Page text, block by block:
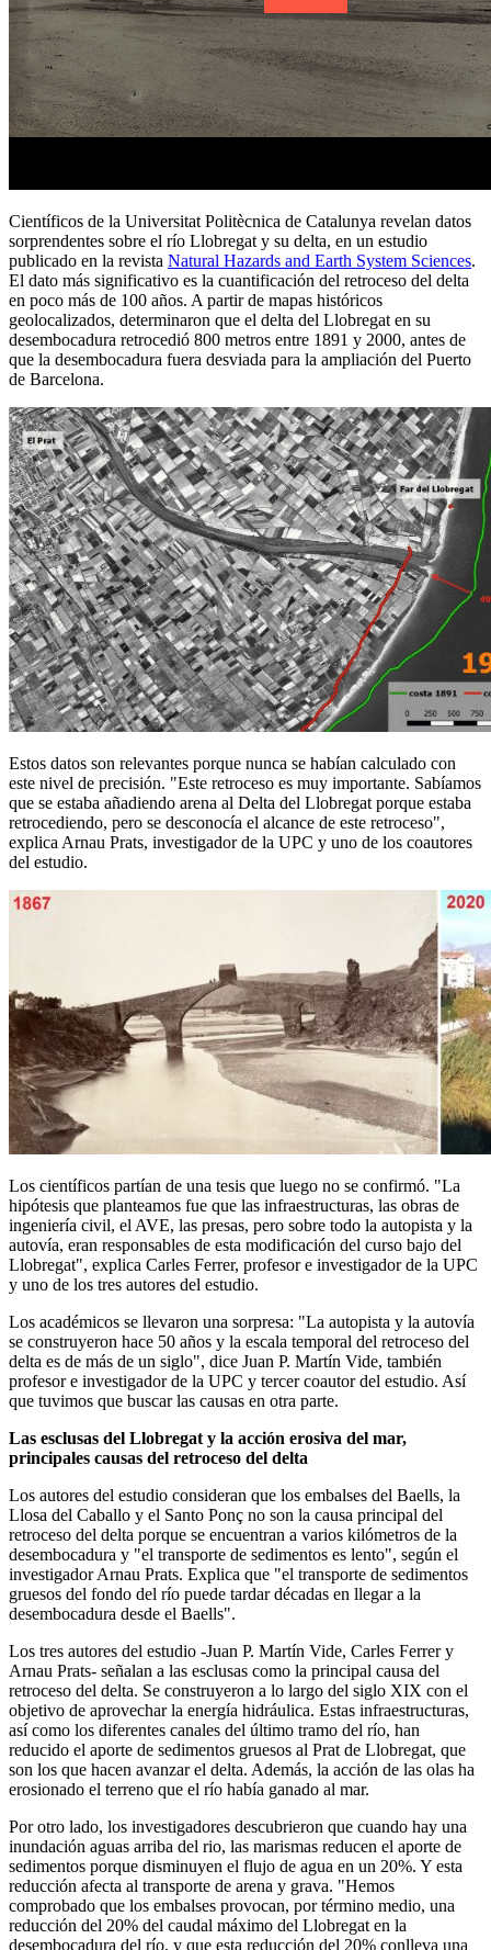
Científicos de la Universitat Politècnica de Catalunya revelan datos
sorprendentes sobre el río Llobregat y su delta, en un estudio
publicado en la revista Natural Hazards and Earth System Sciences.
El dato más significativo es la cuantificación del retroceso del delta
en poco más de 100 años. A partir de mapas históricos
geolocalizados, determinaron que el delta del Llobregat en su
desembocadura retrocedió 800 metros entre 1891 y 2000, antes de
que la desembocadura fuera desviada para la ampliación del Puerto
de Barcelona.
Estos datos son relevantes porque nunca se habían calculado con
este nivel de precisión. "Este retroceso es muy importante. Sabíamos
que se estaba añadiendo arena al Delta del Llobregat porque estaba
retrocediendo, pero se desconocía el alcance de este retroceso",
explica Arnau Prats, investigador de la UPC y uno de los coautores
del estudio.
Los científicos partían de una tesis que luego no se confirmó. "La
hipótesis que planteamos fue que las infraestructuras, las obras de
ingeniería civil, el AVE, las presas, pero sobre todo la autopista y la
autovía, eran responsables de esta modificación del curso bajo del
Llobregat", explica Carles Ferrer, profesor e investigador de la UPC
y uno de los tres autores del estudio.
Los académicos se llevaron una sorpresa: "La autopista y la autovía
se construyeron hace 50 años y la escala temporal del retroceso del
delta es de más de un siglo", dice Juan P. Martín Vide, también
profesor e investigador de la UPC y tercer coautor del estudio. Así
que tuvimos que buscar las causas en otra parte.
Las esclusas del Llobregat y la acción erosiva del mar,
principales causas del retroceso del delta
Los autores del estudio consideran que los embalses del Baells, la
Llosa del Caballo y el Santo Ponç no son la causa principal del
retroceso del delta porque se encuentran a varios kilómetros de la
desembocadura y "el transporte de sedimentos es lento", según el
investigador Arnau Prats. Explica que "el transporte de sedimentos
gruesos del fondo del río puede tardar décadas en llegar a la
desembocadura desde el Baells".
Los tres autores del estudio -Juan P. Martín Vide, Carles Ferrer y
Arnau Prats- señalan a las esclusas como la principal causa del
retroceso del delta. Se construyeron a lo largo del siglo XIX con el
objetivo de aprovechar la energía hidráulica. Estas infraestructuras,
así como los diferentes canales del último tramo del río, han
reducido el aporte de sedimentos gruesos al Prat de Llobregat, que
son los que hacen avanzar el delta. Además, la acción de las olas ha
erosionado el terreno que el río había ganado al mar.
Por otro lado, los investigadores descubrieron que cuando hay una
inundación aguas arriba del rio, las marismas reducen el aporte de
sedimentos porque disminuyen el flujo de agua en un 20%. Y esta
reducción afecta al transporte de arena y grava. "Hemos
comprobado que los embalses provocan, por término medio, una
reducción del 20% del caudal máximo del Llobregat en la
desembocadura del río, y que esta reducción del 20% conlleva una